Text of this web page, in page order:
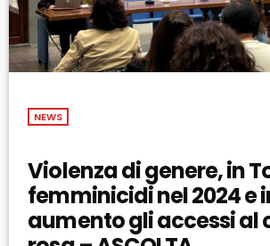
NEWS
Violenza di genere, in
femminicidi nel 2024 e
aumento gli accessi al